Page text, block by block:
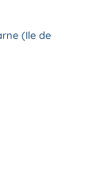
(Ile de